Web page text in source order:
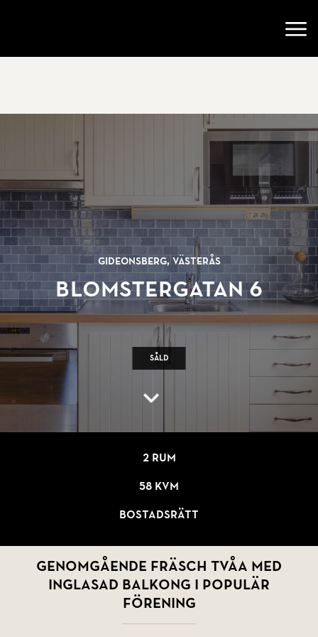
Gideonsberg, Västerås
Blomstergatan 6
Såld
2 rum
58 kvm
Bostadsrätt
Genomgående fräsch tvåa med
inglasad balkong i populär
förening